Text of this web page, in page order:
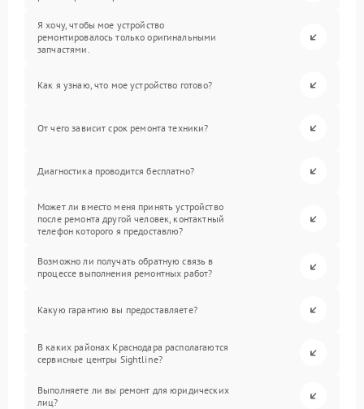
Я хочу, чтобы мое устройство
ремонтировалось только оригинальными
запчастями.
Как я узнаю, что мое устройство готово?
От чего зависит срок ремонта техники?
Диагностика проводится бесплатно?
Может ли вместо меня принять устройство
после ремонта другой человек, контактный
телефон которого я предоставлю?
Возможно ли получать обратную связь в
процессе выполнения ремонтных работ?
Какую гарантию вы предоставляете?
В каких районах Краснодара располагаются
сервисные центры Sightline?
Выполняете ли вы ремонт для юридических
лиц?